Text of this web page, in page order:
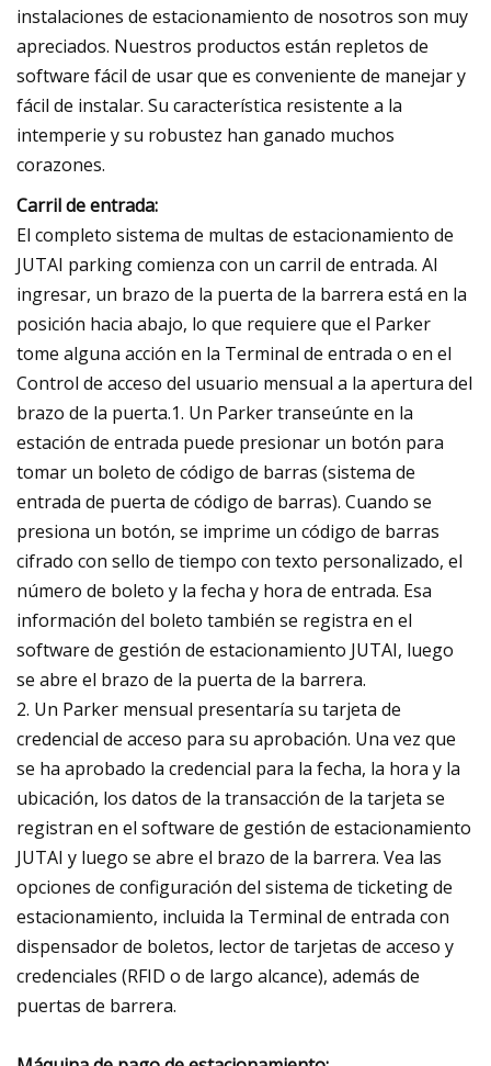
instalaciones de estacionamiento de nosotros son muy
apreciados. Nuestros productos están repletos de
software fácil de usar que es conveniente de manejar y
fácil de instalar. Su característica resistente a la
intemperie y su robustez han ganado muchos
corazones.
Carril de entrada:
El completo sistema de multas de estacionamiento de
JUTAI parking comienza con un carril de entrada. Al
ingresar, un brazo de la puerta de la barrera está en la
posición hacia abajo, lo que requiere que el Parker
tome alguna acción en la Terminal de entrada o en el
Control de acceso del usuario mensual a la apertura del
brazo de la puerta.1. Un Parker transeúnte en la
estación de entrada puede presionar un botón para
tomar un boleto de código de barras (sistema de
entrada de puerta de código de barras). Cuando se
presiona un botón, se imprime un código de barras
cifrado con sello de tiempo con texto personalizado, el
número de boleto y la fecha y hora de entrada. Esa
información del boleto también se registra en el
software de gestión de estacionamiento JUTAI, luego
se abre el brazo de la puerta de la barrera.
2. Un Parker mensual presentaría su tarjeta de
credencial de acceso para su aprobación. Una vez que
se ha aprobado la credencial para la fecha, la hora y la
ubicación, los datos de la transacción de la tarjeta se
registran en el software de gestión de estacionamiento
JUTAI y luego se abre el brazo de la barrera. Vea las
opciones de configuración del sistema de ticketing de
estacionamiento, incluida la Terminal de entrada con
dispensador de boletos, lector de tarjetas de acceso y
credenciales (RFID o de largo alcance), además de
puertas de barrera.